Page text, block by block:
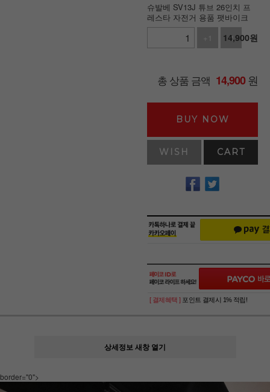
슈발베 SV13J 튜브 26인치 프
레스타 자전거 용품 팻바이크
+1
-1
14,900원
총 상품 금액 14,900원
BUY NOW
WISH CART
[ 결제혜택 ] 포인트 결제시 1% 적립!
상세정보 새창 열기
border="0">